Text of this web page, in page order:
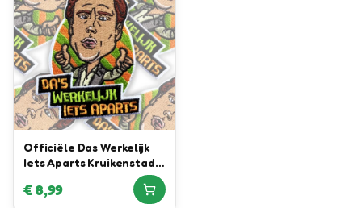
Officiële Das Werkelijk
Iets Aparts Kruikenstad
samenwerking met Daan
€8,99